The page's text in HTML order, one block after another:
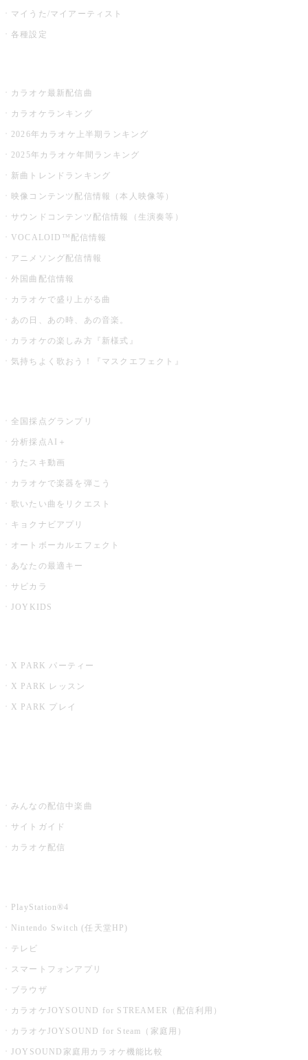
マイうた/マイアーティスト
各種設定
カラオケ最新配信曲
カラオケランキング
2026年カラオケ上半期ランキング
2025年カラオケ年間ランキング
新曲トレンドランキング
映像コンテンツ配信情報（本人映像等）
サウンドコンテンツ配信情報（生演奏等）
VOCALOID™配信情報
アニメソング配信情報
外国曲配信情報
カラオケで盛り上がる曲
あの日、あの時、あの音楽。
カラオケの楽しみ方『新様式』
気持ちよく歌おう！『マスクエフェクト』
全国採点グランプリ
分析採点AI＋
うたスキ動画
カラオケで楽器を弾こう
歌いたい曲をリクエスト
キョクナビアプリ
オートボーカルエフェクト
あなたの最適キー
サビカラ
JOYKIDS
X PARK パーティー
X PARK レッスン
X PARK プレイ
みんなの配信中楽曲
サイトガイド
カラオケ配信
PlayStation®4
Nintendo Switch (任天堂HP)
テレビ
スマートフォンアプリ
ブラウザ
カラオケJOYSOUND for STREAMER（配信利用）
カラオケJOYSOUND for Steam（家庭用）
JOYSOUND家庭用カラオケ機能比較